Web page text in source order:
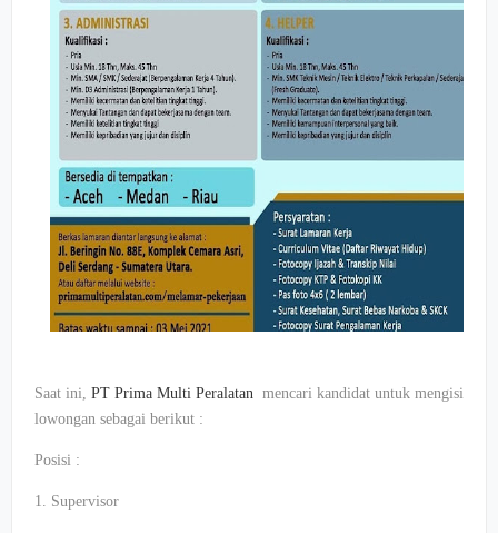
Saat ini, PT Prima Multi Peralatan mencari kandidat untuk mengisi
lowongan sebagai berikut :
Posisi :
1. Supervisor